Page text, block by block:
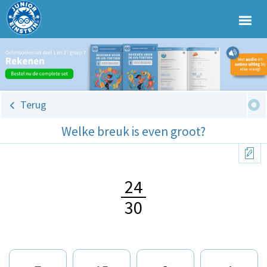
Terug
Welke breuk is even groot?
24
30